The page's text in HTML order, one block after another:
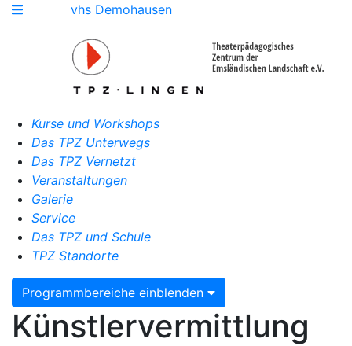
vhs Demohausen
Kurse und Workshops
Das TPZ Unterwegs
Das TPZ Vernetzt
Veranstaltungen
Galerie
Service
Das TPZ und Schule
TPZ Standorte
Programmbereiche einblenden
Künstlervermittlung